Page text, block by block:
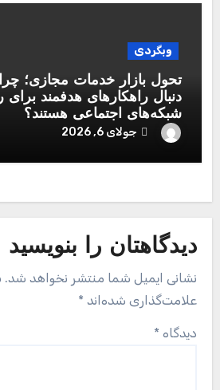
وبگردی
تحول بازار خدمات مجازی؛
دنبال راهکارهای هدفمند برای
شبکه‌های اجتماعی هستند؟
جولای 6, 2026
دیدگاهتان را بنویسید
نشانی ایمیل شما منتشر نخواهد شد.
علامت‌گذاری شده‌اند *
دیدگاه *